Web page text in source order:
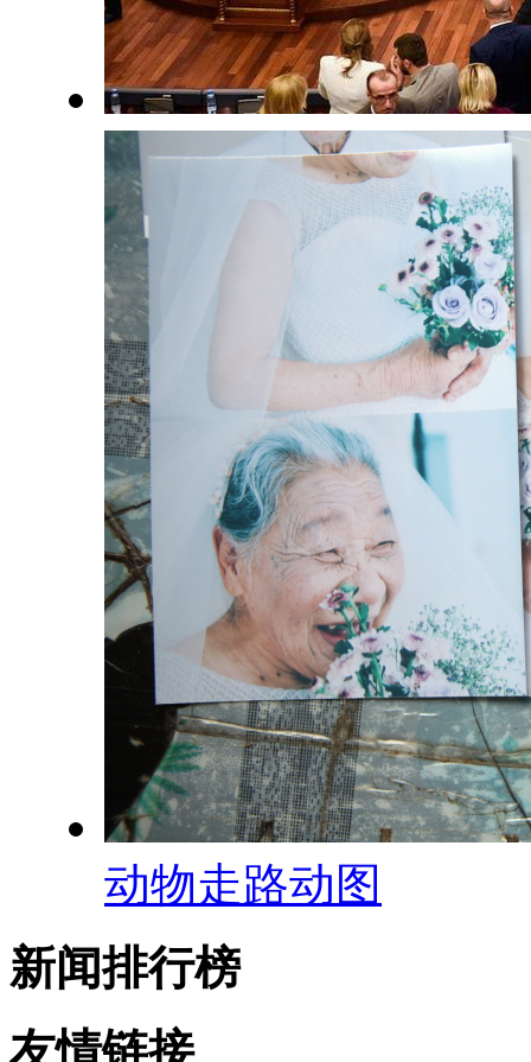
动物走路动图
新闻排行榜
友情链接